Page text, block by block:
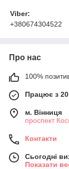
Viber:
+380674304522
Про нас
100%
Працює з
м. Вінниця
проспект
Контакти
Сьогодні
Показати